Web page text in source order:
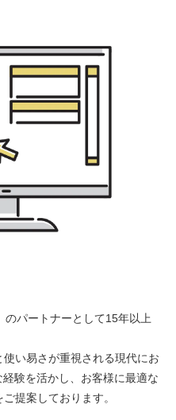
パートナーとして15年以上
い易さが重視される現代にお
験を活かし、お客様に最適な
提案しております。